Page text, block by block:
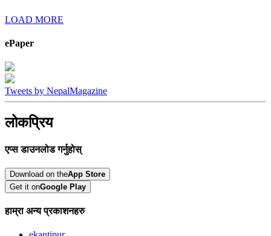
LOAD MORE
ePaper
Tweets by NepalMagazine
लोकप्रिय
एप्स डाउनलोड गर्नुहोस्
Download on theApp Store
Get it onGoogle Play
हाम्रा अन्य प्रकाशनहरु